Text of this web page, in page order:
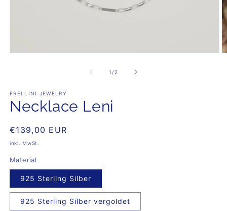
1 /von
2
FRELLINI JEWELRY
Necklace Leni
Normaler
Preis
€139,00 EUR
inkl. MwSt.
Material
925 Sterling Silber
925 Sterling Silber vergoldet